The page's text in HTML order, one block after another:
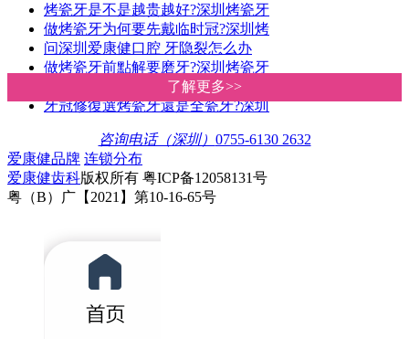
了解更多>>
了解更多>>
烤瓷牙是不是越贵越好?深圳烤瓷牙
做烤瓷牙为何要先戴临时冠?深圳烤
问深圳爱康健口腔 牙隐裂怎么办
做烤瓷牙前點解要磨牙?深圳烤瓷牙
全瓷冠和烤瓷冠哪個好?區別是什麽
牙冠修復選烤瓷牙還是全瓷牙?深圳
咨询电话（深圳） 0755-6130 2632
爱康健品牌 连锁分布
爱康健齿科版权所有 粤ICP备12058131号
粤（B）广【2021】第10-16-65号